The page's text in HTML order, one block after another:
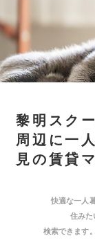
黎明スク
周辺に一
見の賃貸
快適な一人
住み
検索できます